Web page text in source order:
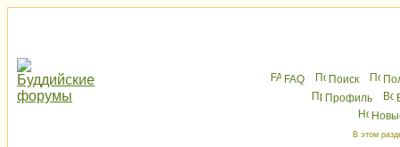
FAQ Поиск
Профиль
В этом